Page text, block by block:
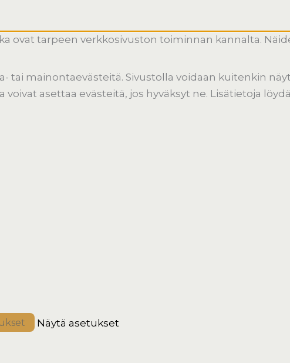
ovat tarpeen verkkosivuston toiminnan kannalta.
tai mainontaevästeitä. Sivustolla voidaan kuitenkin
asettaa evästeitä, jos hyväksyt ne. Lisätietoja
Näytä asetukset